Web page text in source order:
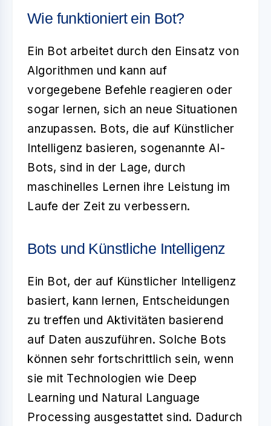
Wie funktioniert ein Bot?
Ein Bot arbeitet durch den Einsatz von
Algorithmen und kann auf
vorgegebene Befehle reagieren oder
sogar lernen, sich an neue Situationen
anzupassen. Bots, die auf Künstlicher
Intelligenz basieren, sogenannte AI-
Bots, sind in der Lage, durch
maschinelles Lernen ihre Leistung im
Laufe der Zeit zu verbessern.
Bots und Künstliche Intelligenz
Ein Bot, der auf Künstlicher Intelligenz
basiert, kann lernen, Entscheidungen
zu treffen und Aktivitäten basierend
auf Daten auszuführen. Solche Bots
können sehr fortschrittlich sein, wenn
sie mit Technologien wie Deep
Learning und Natural Language
Processing ausgestattet sind. Dadurch